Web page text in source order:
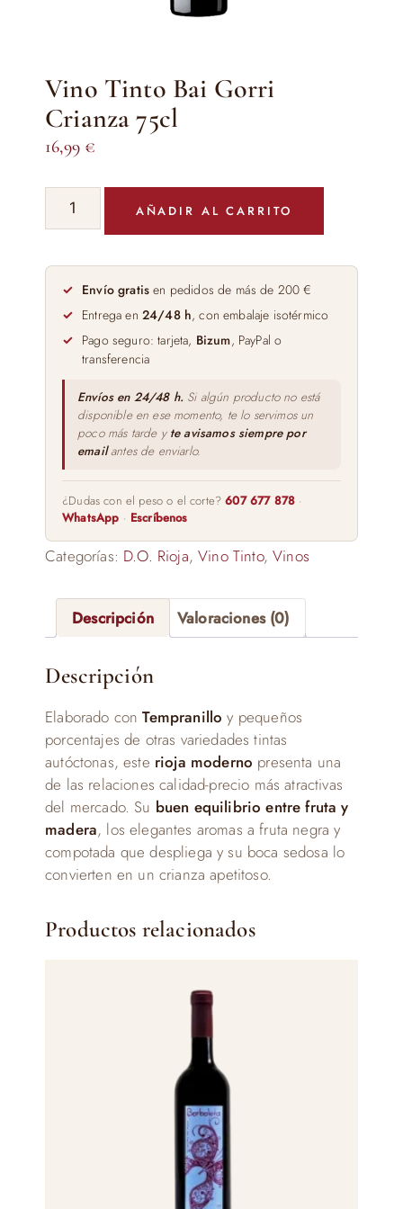
Vino Tinto Bai Gorri
Crianza 75cl
16,99 €
Vino
Tinto
Gorri
Crianza
75cl
cantidad
AÑADIR AL CARRITO
Envío gratis en pedidos de más de 200 €
Entrega en 24/48 h, con embalaje isotérmico
Pago seguro: tarjeta, Bizum, PayPal o
transferencia
Envíos en 24/48 h. Si algún producto no está
disponible en ese momento, te lo servimos un
poco más tarde y te avisamos siempre por
emailantes de enviarlo.
¿Dudas con el peso o el corte?607 677 878 ·
WhatsApp · Escríbenos
Categorías: D.O. Rioja,Vino Tinto,Vinos
Descripción Valoraciones (0)
Descripción
Elaborado conTempranillo y pequeños
porcentajes de otras variedades tintas
autóctonas, este rioja moderno presenta una
de las relaciones calidad-precio más atractivas
del mercado. Su buen equilibrio entre fruta y
madera, los elegantes aromas a fruta negra y
compotada que despliega y su boca sedosa lo
convierten en un crianza apetitoso.
Productos relacionados